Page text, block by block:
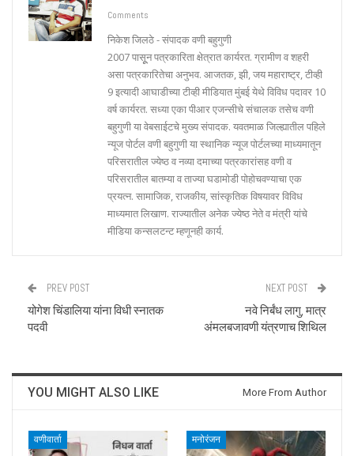
Comments
निकेश जिलठे - संपादक वणी बहुगुणी
2007 पासूून पत्रकारिता क्षेत्रात कार्यरत. ग्रामीण व शहरी
असा पत्रकारितेचा अनुभव. आजतक, झी, जय महाराष्ट्र, टीव्ही
9 इत्यादी आघाडीच्या टीव्ही मीडियात मुंबई येथे विविध पदावर 10
वर्ष कार्यरत. सध्या एका पीआर एजन्सीचे संचालक तसेच वणी
बहुगुणी या वेबसाईटचे मुख्य संपादक. यवतमाळ जिल्ह्यातील पहिले
न्यूज पोर्टल वणी बहुगुणी या स्थानिक न्यूज पोर्टलच्या माध्यमातून
परिसरातील ज्येष्ठ व नव्या दमाच्या पत्रकारांसह वणी व
परिसरातील बातम्या व ताज्या घडामोडी पोहोचवण्याचा एक
प्रयत्न. सामाजिक, राजकीय, सांस्कृतिक विषयावर विविध
माध्यमात लिखाण. राज्यातील अनेक ज्येष्ठ नेते व मंत्री यांचे
मीडिया कन्सलटन्ट म्हणूनही कार्य.
PREV POST
योगेश चिंडालिया यांना विधी स्नातक
पदवी
NEXT POST
नवे निर्बंध लागु, मात्र
अंमलबजावणी यंत्रणाच शिथिल
YOU MIGHT ALSO LIKE More From Author
वणीवार्ता मनोरंजन